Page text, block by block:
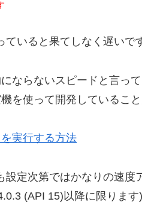
いると果てしなく遅いで
ならないスピードと言って
を使って開発していること
実行する方法
定次第ではかなりの速度
(API 15)以降に限ります)